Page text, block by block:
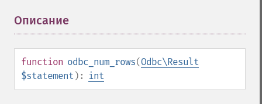
Описание
function odbc_num_rows(Odbc\Result
$statement ): int